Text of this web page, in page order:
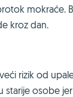
mokraće.
kroz dan.
rizik od
starije osobe